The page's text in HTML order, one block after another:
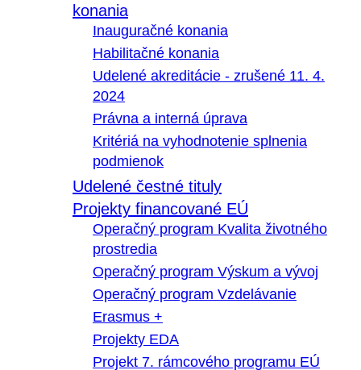
konania
Inauguračné konania
Habilitačné konania
Udelené akreditácie - zrušené 11. 4.
2024
Právna a interná úprava
Kritériá na vyhodnotenie splnenia
podmienok
Udelené čestné tituly
Projekty financované EÚ
Operačný program Kvalita životného
prostredia
Operačný program Výskum a vývoj
Operačný program Vzdelávanie
Erasmus +
Projekty EDA
Projekt 7. rámcového programu EÚ